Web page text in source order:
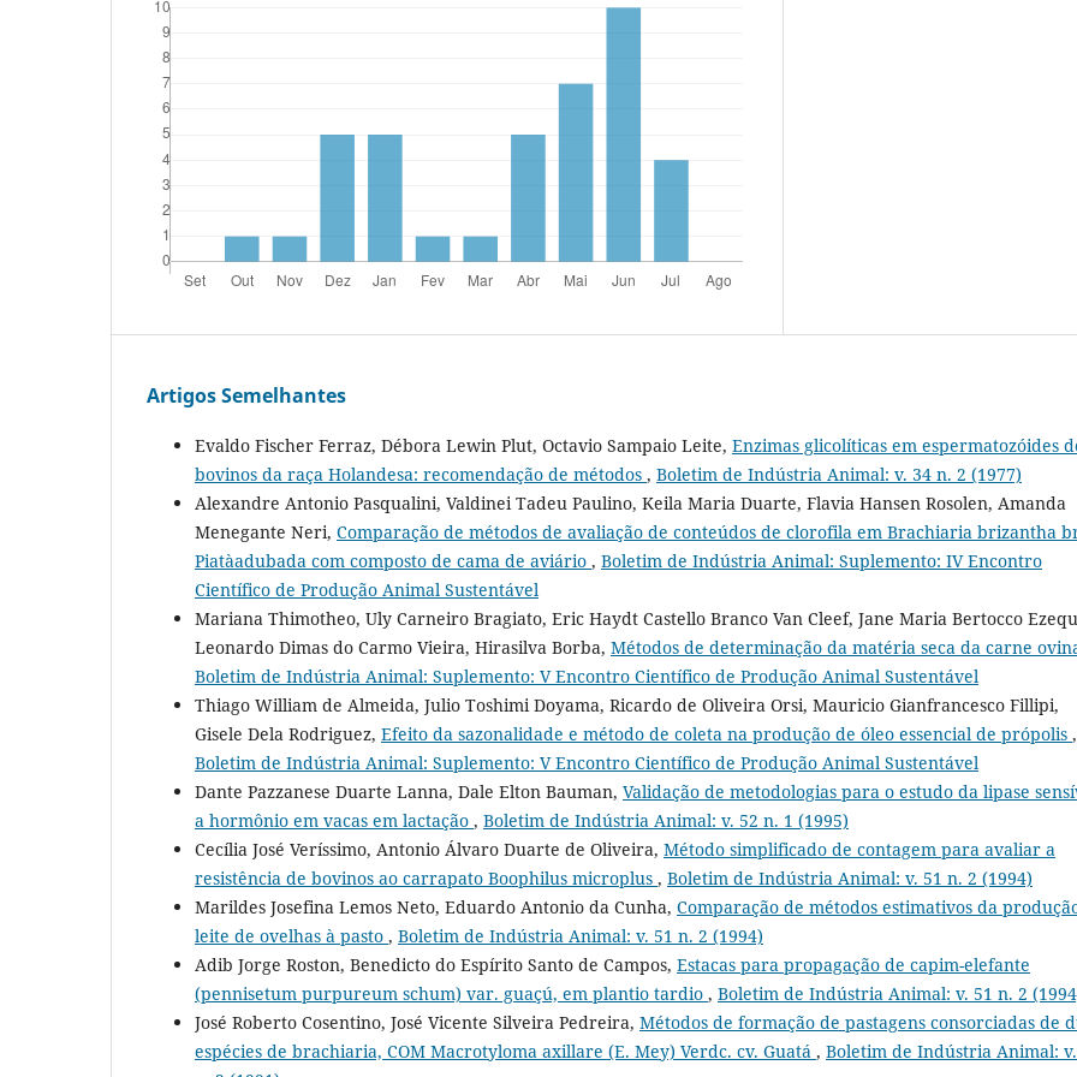
Artigos Semelhantes
Evaldo Fischer Ferraz, Débora Lewin Plut, Octavio Sampaio Leite, Enzimas glicolíticas em espermatozóides
bovinos da raça Holandesa: recomendação de métodos , Boletim de Indústria Animal: v. 34 n. 2 (1977)
Alexandre Antonio Pasqualini, Valdinei Tadeu Paulino, Keila Maria Duarte, Flavia Hansen Rosolen, Amanda
Menegante Neri, Comparação de métodos de avaliação de conteúdos de clorofila em Brachiaria brizantha
Piatàadubada com composto de cama de aviário , Boletim de Indústria Animal: Suplemento: IV Encontro
Científico de Produção Animal Sustentável
Mariana Thimotheo, Uly Carneiro Bragiato, Eric Haydt Castello Branco Van Cleef, Jane Maria Bertocco
Leonardo Dimas do Carmo Vieira, Hirasilva Borba, Métodos de determinação da matéria seca da carne
Boletim de Indústria Animal: Suplemento: V Encontro Científico de Produção Animal Sustentável
Thiago William de Almeida, Julio Toshimi Doyama, Ricardo de Oliveira Orsi, Mauricio Gianfrancesco Fillipi,
Gisele Dela Rodriguez, Efeito da sazonalidade e método de coleta na produção de óleo essencial de própolis ,
Boletim de Indústria Animal: Suplemento: V Encontro Científico de Produção Animal Sustentável
Dante Pazzanese Duarte Lanna, Dale Elton Bauman, Validação de metodologias para o estudo da lipase
a hormônio em vacas em lactação , Boletim de Indústria Animal: v. 52 n. 1 (1995)
Cecília José Veríssimo, Antonio Álvaro Duarte de Oliveira, Método simplificado de contagem para avaliar a
resistência de bovinos ao carrapato Boophilus microplus , Boletim de Indústria Animal: v. 51 n. 2 (1994)
Marildes Josefina Lemos Neto, Eduardo Antonio da Cunha, Comparação de métodos estimativos da
leite de ovelhas à pasto , Boletim de Indústria Animal: v. 51 n. 2 (1994)
Adib Jorge Roston, Benedicto do Espírito Santo de Campos, Estacas para propagação de capim-elefante
(pennisetum purpureum schum) var. guaçú, em plantio tardio , Boletim de Indústria Animal: v. 51 n. 2
José Roberto Cosentino, José Vicente Silveira Pedreira, Métodos de formação de pastagens consorciadas de
espécies de brachiaria, COM Macrotyloma axillare (E. Mey) Verdc. cv. Guatá , Boletim de Indústria Animal: